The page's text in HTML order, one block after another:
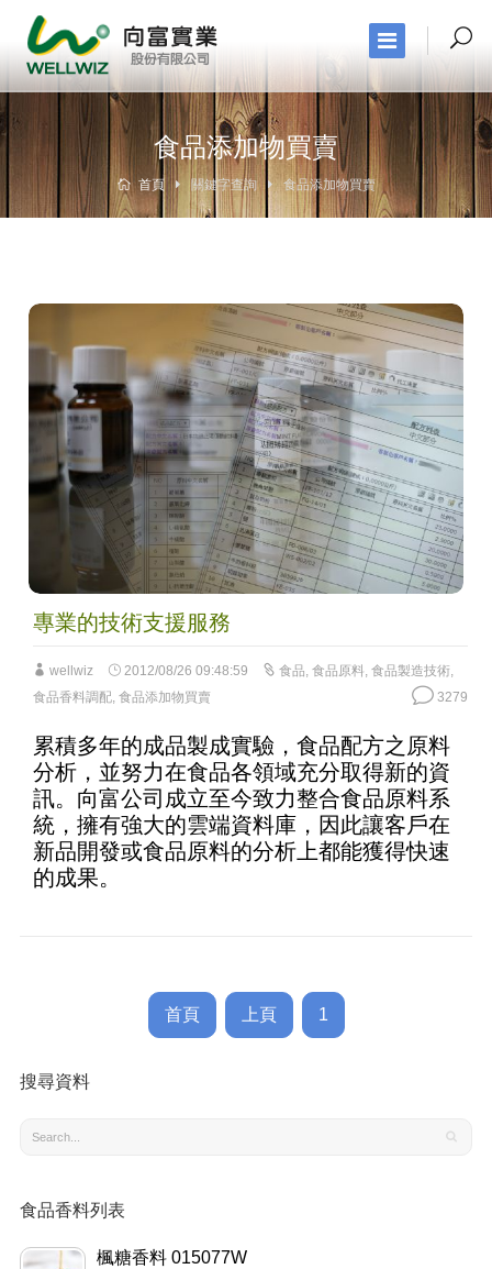
食品添加物買賣
首頁 關鍵字查詢 食品添加物買賣
專業的技術支援服務
wellwiz 2012/08/26 09:48:59 食品, 食品原料, 食品製造技術,
食品香料調配, 食品添加物買賣 3279
累積多年的成品製成實驗，食品配方之原料
分析，並努力在食品各領域充分取得新的資
訊。向富公司成立至今致力整合食品原料系
統，擁有強大的雲端資料庫，因此讓客戶在
新品開發或食品原料的分析上都能獲得快速
的成果。
首頁 上頁 1
搜尋資料
食品香料列表
楓糖香料 015077W